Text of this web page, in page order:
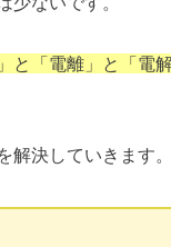
と「電離」と「電
解決していきます。